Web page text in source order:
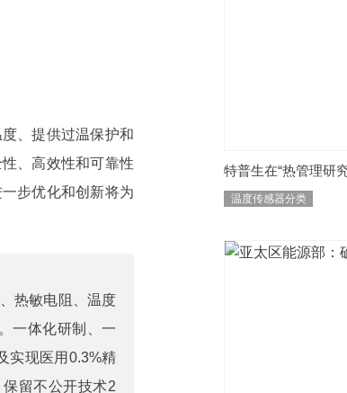
、提供过温保护和
、高效性和可靠性
步优化和创新将为
、热敏电阻
温度
一体化研制、一
实现医用0.3%精
留不公开技术2
特普生在“热管理研
温度传感器分类